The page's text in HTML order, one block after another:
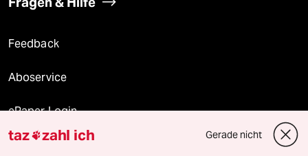
Feedback
Aboservice
ePaper Login
Downloads für Abonnierende
taz zahl ich Gerade nicht